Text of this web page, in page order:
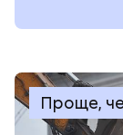
Проще,